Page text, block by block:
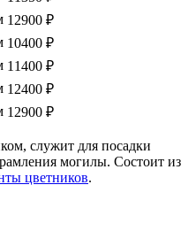
12900 ₽
10400 ₽
11400 ₽
12400 ₽
12900 ₽
служит для посадки
могилы. Состоит из
цветников.